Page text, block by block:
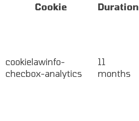
Cookie
Duration
cookielawinfo-
checbox-analytics
11
months